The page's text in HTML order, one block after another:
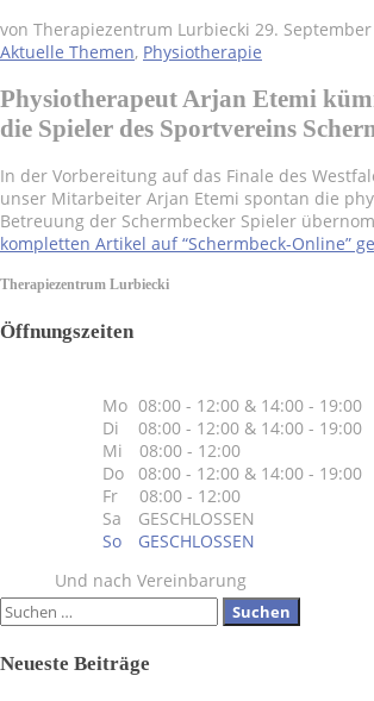
von Therapiezentrum Lurbiecki 29.
Aktuelle Themen, Physiotherapie
Physiotherapeut Arjan Etemi
die Spieler des Sportvereins
In der Vorbereitung auf das Finale des
unser Mitarbeiter Arjan Etemi spontan die
Betreuung der Schermbecker Spieler
kompletten Artikel auf “Schermbeck-Online”
Therapiezentrum Lurbiecki
Öffnungszeiten
Mo 08:00 - 12:00 & 14:00 - 19:00
Di
08:00 - 12:00 & 14:00 - 19:00
Mi & 08:00 - 12:00
Do
08:00 - 12:00 & 14:00 - 19:00
Fr
& 08:00 - 12:00
Sa
GESCHLOSSEN
So
GESCHLOSSEN
Und nach Vereinbarung
Suchen
nach:
Neueste Beiträge